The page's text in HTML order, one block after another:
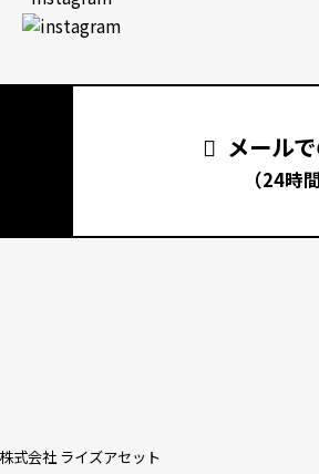
メール
（24時